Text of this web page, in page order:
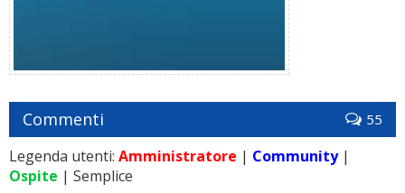
Commenti 55
Legenda utenti: Amministratore | Community|
Ospite | Semplice